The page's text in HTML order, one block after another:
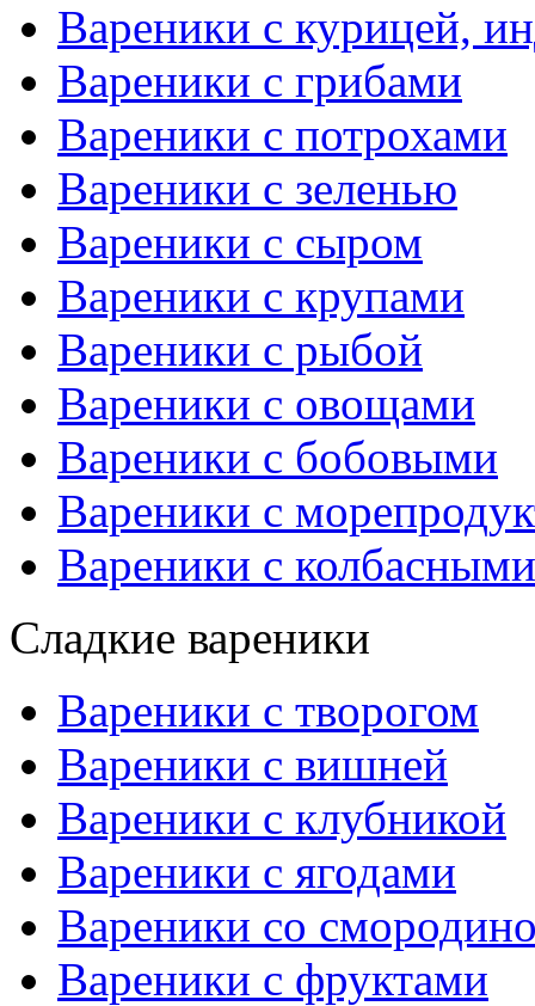
Вареники с курицей,
Вареники с грибами
Вареники с потрохами
Вареники с зеленью
Вареники с сыром
Вареники с крупами
Вареники с рыбой
Вареники с овощами
Вареники с бобовыми
Вареники с
Вареники с
Сладкие вареники
Вареники с творогом
Вареники с вишней
Вареники с клубникой
Вареники с ягодами
Вареники со
Вареники с фруктами